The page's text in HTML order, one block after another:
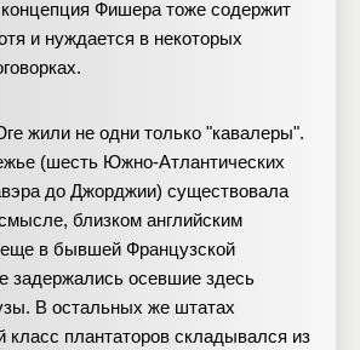
Фишера тоже содержит
и нуждается в некоторых
жили не одни только "кавалеры".
(шесть Южно-Атлантических
до Джорджии) существовала
близком английским
в бывшей Французской
задержались осевшие здесь
В остальных же штатах
класс плантаторов складывался из